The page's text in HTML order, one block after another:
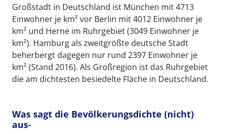
Großstadt in Deutschland ist München mit 4713
Einwohner je km² vor Berlin mit 4012 Einwohner je
km² und Herne im Ruhrgebiet (3049 Einwohner je
km²). Hamburg als zweitgrößte deutsche Stadt
beherbergt dagegen nur rund 2397 Einwohner je
km² (Stand 2016). Als Großregion ist das Ruhrgebiet
die am dichtesten besiedelte Fläche in Deutschland.
Was sagt die Bevölkerungsdichte (nicht)
aus-